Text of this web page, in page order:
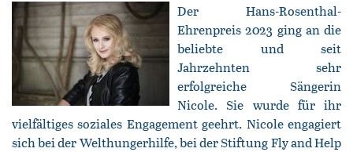
Der Hans-Rosenthal-
Ehrenpreis 2023 ging an die
beliebte und seit
Jahrzehnten sehr
erfolgreiche Sängerin
Nicole. Sie wurde für ihr
vielfältiges soziales Engagement geehrt. Nicole engagiert
sich bei der Welthungerhilfe, bei der Stiftung Fly and Help